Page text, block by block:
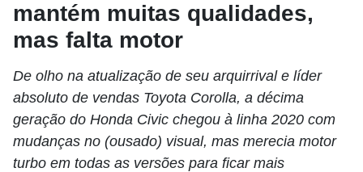
mantém muitas qualidades,
mas falta motor
De olho na atualização de seu arquirrival e líder
absoluto de vendas Toyota Corolla, a décima
geração do Honda Civic chegou à linha 2020 com
mudanças no (ousado) visual, mas merecia motor
turbo em todas as versões para ficar mais